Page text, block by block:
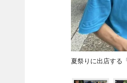
夏祭りに出店する